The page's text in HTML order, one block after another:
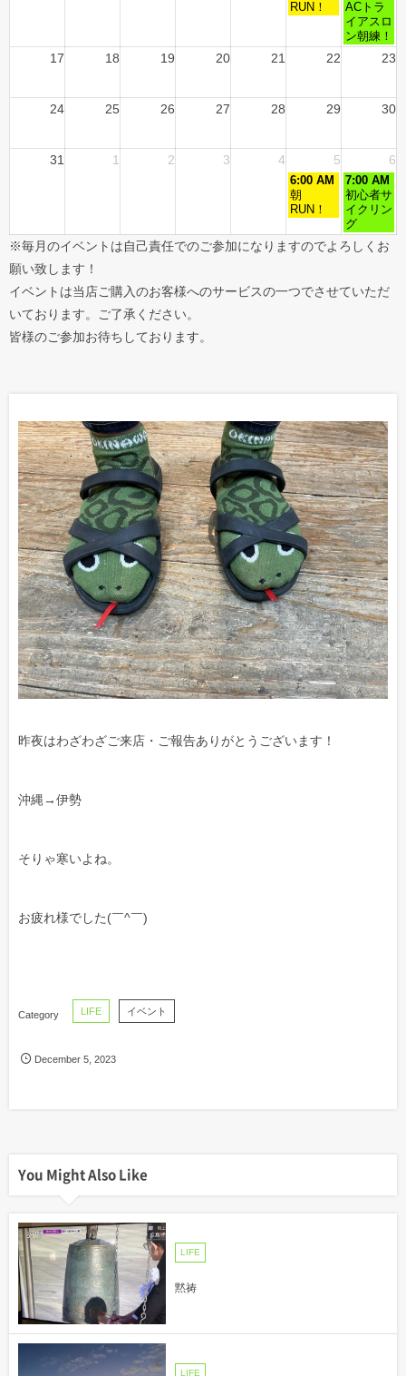
RUN！
ACトラ
イアスロ
ン朝練！
17 18 19 20 21 22 23
24 25 26 27 28 29 30
31 1 2 3 4 5 6
6:00 AM
朝
RUN！
7:00 AM
初心者サ
イクリン
グ
※毎月のイベントは自己責任でのご参加になりますのでよろしくお
願い致します！
イベントは当店ご購入のお客様へのサービスの一つでさせていただ
いております。ご了承ください。
皆様のご参加お待ちしております。
昨夜はわざわざご来店・ご報告ありがとうございます！
沖縄→伊勢
そりゃ寒いよね。
お疲れ様でした(￣^￣)ゞ
LIFE イベント
December 5 ,2023
You Might Also Like
LIFE
黙祷
LIFE